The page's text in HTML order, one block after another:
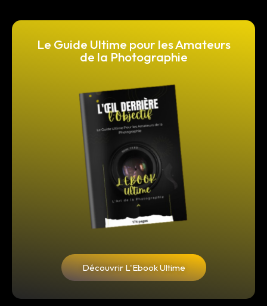
Le Guide Ultime pour les Amateurs
de la Photographie
Découvrir L'Ebook Ultime